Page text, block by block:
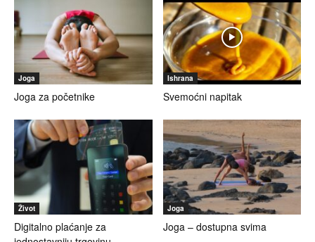
Joga
Joga za početnike
Ishrana
Svemoćni napitak
Život
Digitalno plaćanje za
Joga
Joga – dostupna svima